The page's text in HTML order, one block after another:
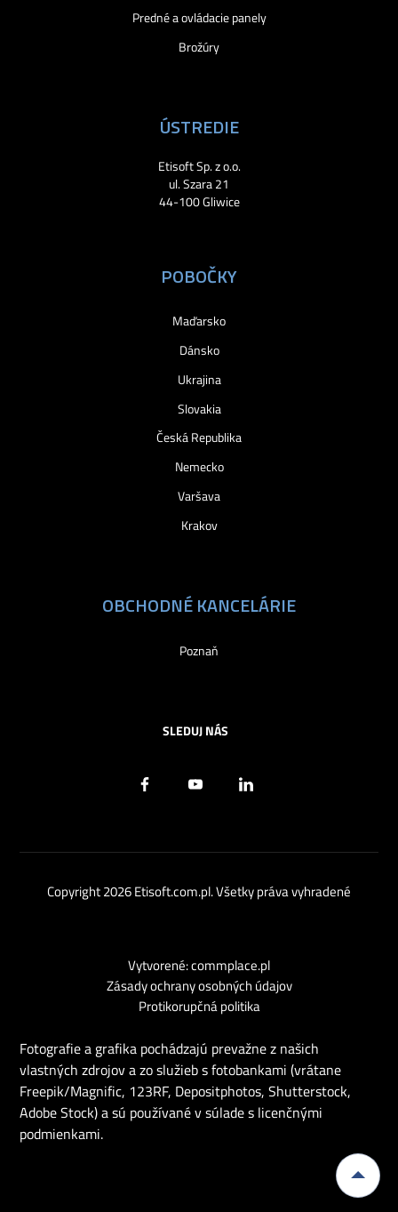
Predné a ovládacie panely
Brožúry
ÚSTREDIE
Etisoft Sp. z o.o.
ul. Szara 21
44-100 Gliwice
POBOČKY
Maďarsko
Dánsko
Ukrajina
Slovakia
Česká Republika
Nemecko
Varšava
Krakov
OBCHODNÉ KANCELÁRIE
Poznaň
SLEDUJ NÁS
Copyright 2026 Etisoft.com.pl. Všetky práva vyhradené
Vytvorené: commplace.pl
Zásady ochrany osobných údajov
Protikorupčná politika
Fotografie a grafika pochádzajú prevažne z našich
vlastných zdrojov a zo služieb s fotobankami (vrátane
Freepik/Magnific, 123RF, Depositphotos, Shutterstock,
Adobe Stock) a sú používané v súlade s licenčnými
podmienkami.